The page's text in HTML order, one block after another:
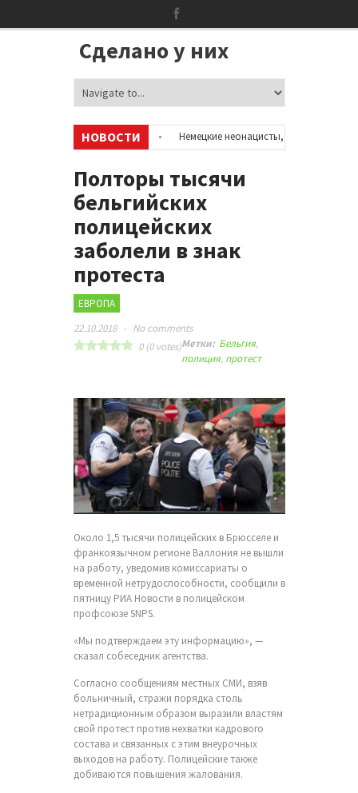
Сделано у них
НОВОСТИ
аккаунтах в соцсетях •
Немецкие неонацисты, летевшие на
Сотни бездомных мигрантов оккупировали аэропорт в Париже
Полторы тысячи
бельгийских
полицейских
заболели в знак
протеста
ЕВРОПА
22.10.2018 - No comments
0(0votes)Метки: Бельгия,
полиция, протест
Около 1,5 тысячи полицейских в Брюсселе и
франкоязычном регионе Валлония не вышли
на работу, уведомив комиссариаты о
временной нетрудоспособности, сообщили в
пятницу РИА Новости в полицейском
профсоюзе SNPS.
«Мы подтверждаем эту информацию», —
сказал собеседник агентства.
Согласно сообщениям местных СМИ, взяв
больничный, стражи порядка столь
нетрадиционным образом выразили властям
свой протест против нехватки кадрового
состава и связанных с этим внеурочных
выходов на работу. Полицейские также
добиваются повышения жалования.